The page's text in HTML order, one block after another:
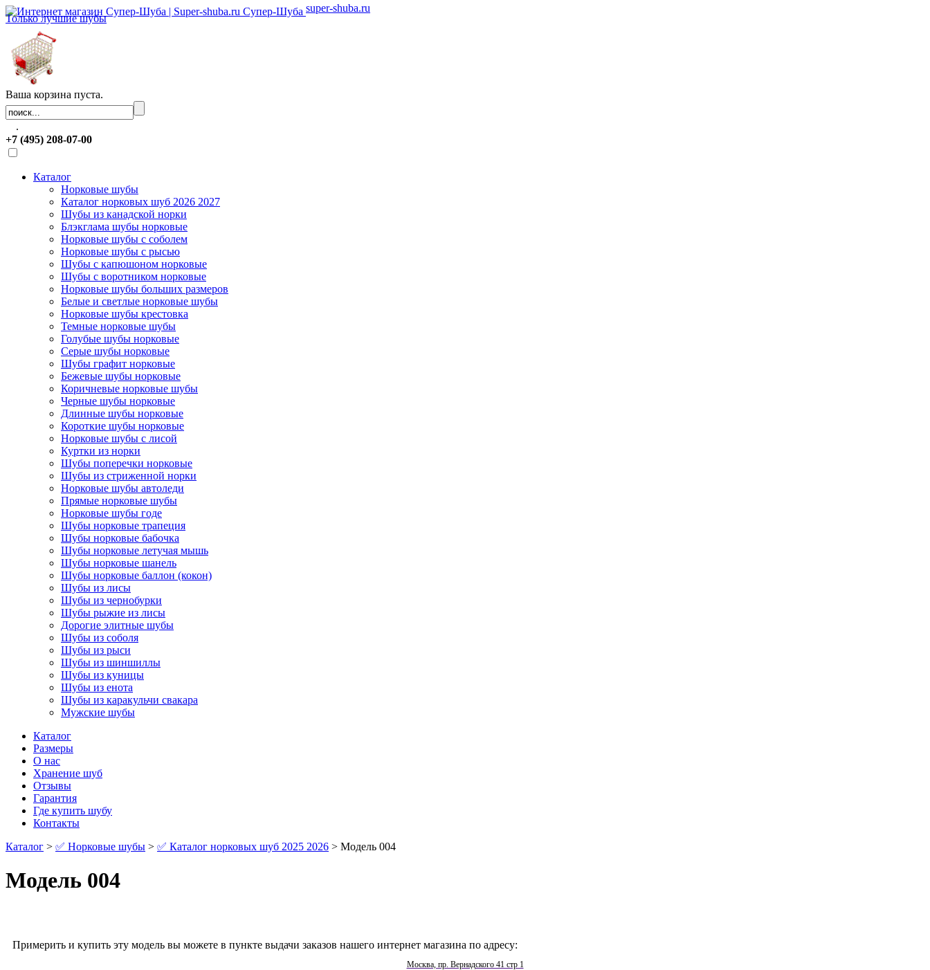
Супер-Шуба super-shuba.ru
Только лучшие шубы
Ваша корзина пуста.
.
+7 (495) 208-07-00
Каталог
Норковые шубы
Каталог норковых шуб 2026 2027
Шубы из канадской норки
Блэкглама шубы норковые
Норковые шубы с соболем
Норковые шубы с рысью
Шубы с капюшоном норковые
Шубы с воротником норковые
Норковые шубы больших размеров
Белые и светлые норковые шубы
Норковые шубы крестовка
Темные норковые шубы
Голубые шубы норковые
Серые шубы норковые
Шубы графит норковые
Бежевые шубы норковые
Коричневые норковые шубы
Черные шубы норковые
Длинные шубы норковые
Короткие шубы норковые
Норковые шубы с лисой
Куртки из норки
Шубы поперечки норковые
Шубы из стриженной норки
Норковые шубы автоледи
Прямые норковые шубы
Норковые шубы годе
Шубы норковые трапеция
Шубы норковые бабочка
Шубы норковые летучая мышь
Шубы норковые шанель
Шубы норковые баллон (кокон)
Шубы из лисы
Шубы из чернобурки
Шубы рыжие из лисы
Дорогие элитные шубы
Шубы из соболя
Шубы из рыси
Шубы из шиншиллы
Шубы из куницы
Шубы из енота
Шубы из каракульчи свакара
Мужские шубы
Каталог
Размеры
О нас
Хранение шуб
Отзывы
Гарантия
Где купить шубу
Контакты
Каталог > ✅ Норковые шубы > ✅ Каталог норковых шуб 2025 2026 > Модель 004
Модель 004
Примерить и купить эту модель вы можете в пункте выдачи заказов нашего интернет магазина по адресу:
Москва, пр. Вернадского 41 стр 1